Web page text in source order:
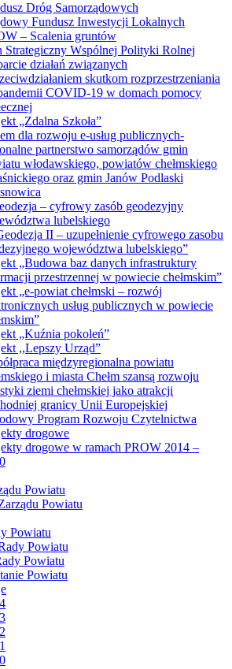
Fundusz Inwestycji Lokalnych
– Scalenia gruntów
Strategiczny Wspólnej Polityki Rolnej
działań związanych
skutkom rozprzestrzeniania
COVID-19 w domach pomocy
„Zdalna Szkoła”
dla rozwoju e-usług publicznych-
partnerstwo samorządów gmin
włodawskiego, powiatów chełmskiego
oraz gmin Janów Podlaski
– cyfrowy zasób geodezyjny
lubelskiego
II – uzupełnienie cyfrowego zasobu
województwa lubelskiego”
„Budowa baz danych infrastruktury
przestrzennej w powiecie chełmskim”
„e-powiat chełmski – rozwój
usług publicznych w powiecie
„Kuźnia pokoleń”
,,Lepszy Urząd”
międzyregionalna powiatu
i miasta Chełm szansą rozwoju
ziemi chełmskiej jako atrakcji
granicy Unii Europejskiej
Program Rozwoju Czytelnictwa
drogowe
drogowe w ramach PROW 2014 –
Powiatu
Powiatu
Powiatu
Powiatu
Powiatu
Powiatu